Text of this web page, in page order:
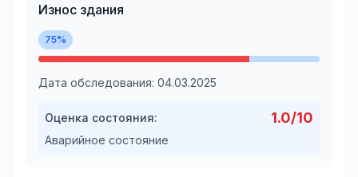
Износ здания
75%
Дата обследования: 04.03.2025
Оценка состояния: 1.0/10
Аварийное состояние